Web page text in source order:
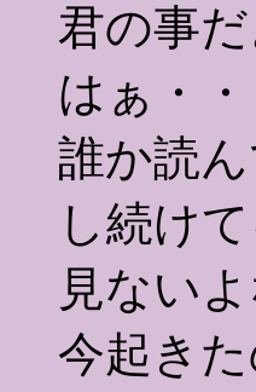
君の事
はぁ・・
誰か読
し続け
見ない
今起き